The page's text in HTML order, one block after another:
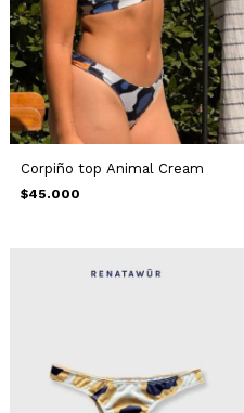
Corpiño top Animal Cream
$45.000